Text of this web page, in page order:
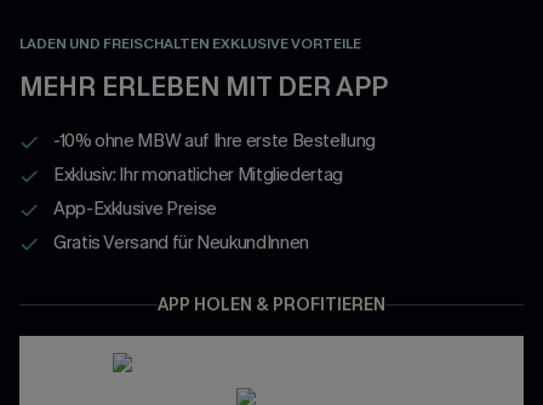
LADEN UND FREISCHALTEN EXKLUSIVE VORTEILE
MEHR ERLEBEN MIT DER APP
-10% ohne MBW auf Ihre erste Bestellung
Exklusiv: Ihr monatlicher Mitgliedertag
App-Exklusive Preise
Gratis Versand für NeukundInnen
APP HOLEN & PROFITIEREN